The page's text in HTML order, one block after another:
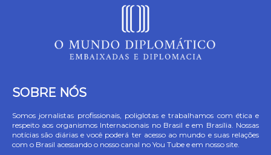
SOBRE NÓS
Somos jornalistas profissionais, poliglotas e trabalhamos com ética e
respeito aos organismos Internacionais no Brasil e em Brasília. Nossas
notícias são diárias e você poderá ter acesso ao mundo e suas relações
com o Brasil acessando o nosso canal no You Tube e em nosso site.